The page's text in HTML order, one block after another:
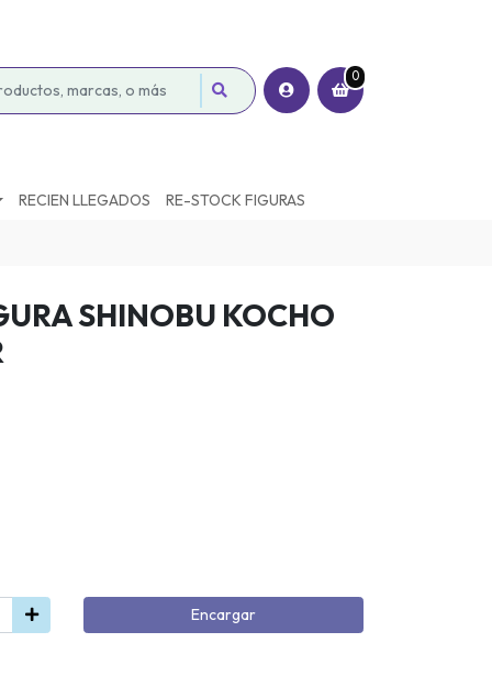
0
RECIEN LLEGADOS RE-STOCK FIGURAS
SHINOBU KOCHO
Encargar